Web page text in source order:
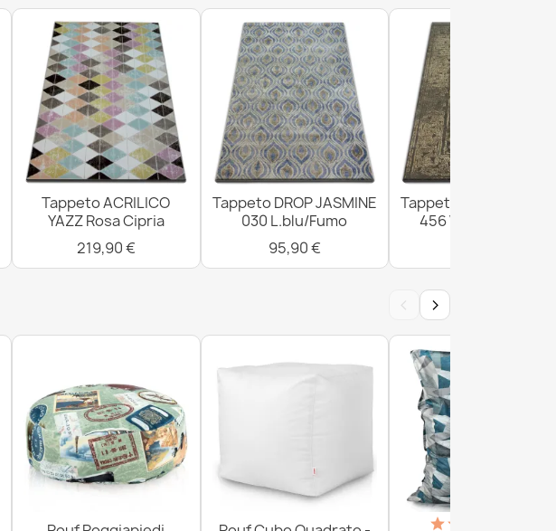
Tappeto CASABLANCA LOOP rotondo marrone in morbida
spugna ad anello
21,90 €
Tappeto ACRILICO
YAZZ Rosa Cipria
219,90 €
Tappeto DROP JASMINE
030 L.blu/Fumo
95,90 €
Tappeto DROP
456 Vizon/D.beige
‹ ›